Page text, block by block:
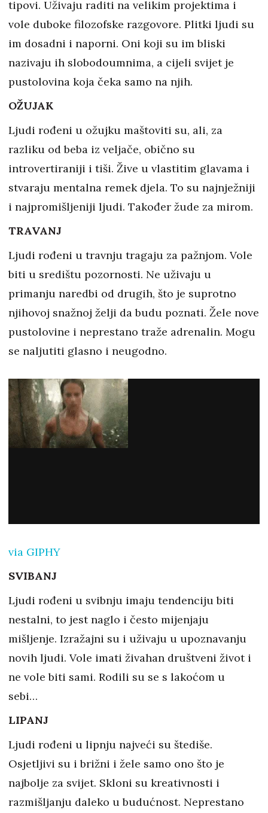
tipovi. Uživaju raditi na velikim projektima i
vole duboke filozofske razgovore. Plitki ljudi su
im dosadni i naporni. Oni koji su im bliski
nazivaju ih slobodoumnima, a cijeli svijet je
pustolovina koja čeka samo na njih.
OŽUJAK
Ljudi rođeni u ožujku maštoviti su, ali, za
razliku od beba iz veljače, obično su
introvertiraniji i tiši. Žive u vlastitim glavama i
stvaraju mentalna remek djela. To su najnježniji
i najpromišljeniji ljudi. Također žude za mirom.
TRAVANJ
Ljudi rođeni u travnju tragaju za pažnjom. Vole
biti u središtu pozornosti. Ne uživaju u
primanju naredbi od drugih, što je suprotno
njihovoj snažnoj želji da budu poznati. Žele nove
pustolovine i neprestano traže adrenalin. Mogu
se naljutiti glasno i neugodno.
via GIPHY
SVIBANJ
Ljudi rođeni u svibnju imaju tendenciju biti
nestalni, to jest naglo i često mijenjaju
mišljenje. Izražajni su i uživaju u upoznavanju
novih ljudi. Vole imati živahan društveni život i
ne vole biti sami. Rodili su se s lakoćom u
sebi…
LIPANJ
Ljudi rođeni u lipnju najveći su štediše.
Osjetljivi su i brižni i žele samo ono što je
najbolje za svijet. Skloni su kreativnosti i
razmišljanju daleko u budućnost. Neprestano